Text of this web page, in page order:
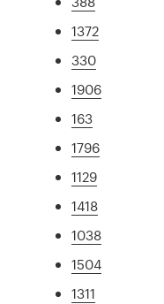
1372
330
1906
163
1796
1129
1418
1038
1504
1311